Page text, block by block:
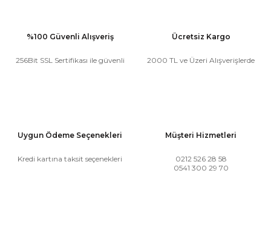
%100 Güvenli Alışveriş
256Bit SSL Sertifikası ile güvenli
Ücretsiz Kargo
2000 TL ve Üzeri Alışverişlerde
Uygun Ödeme Seçenekleri
Kredi kartına taksit seçenekleri
Müşteri Hizmetleri
0212 526 28 58
0541 300 29 70